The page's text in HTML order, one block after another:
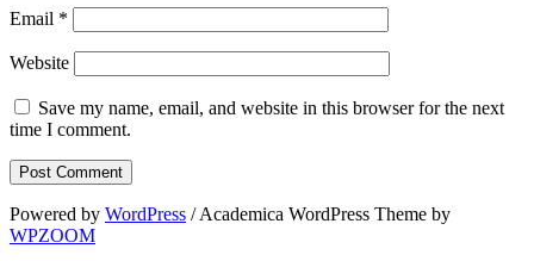
Email *
Website
Save my name, email, and website in this browser for the next
time I comment.
Powered by WordPress / Academica WordPress Theme by
WPZOOM